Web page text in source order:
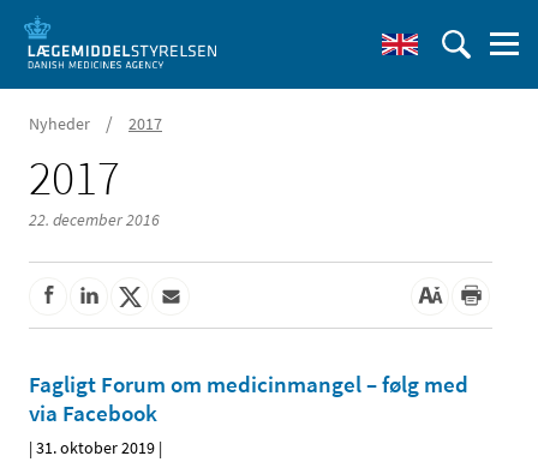
Nyheder / 2017
2017
22. december 2016
Fagligt Forum om medicinmangel – følg med
via Facebook
|31. oktober 2019 |